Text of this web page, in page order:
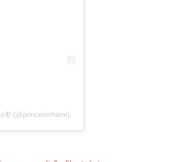
(@princesinhamt)